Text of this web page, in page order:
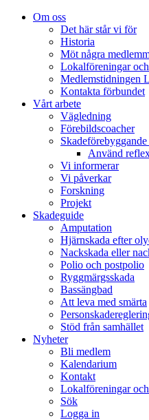
Om oss
Det här står vi för
Historia
Möt några
Lokalföreningar
Medlemstidningen
Kontakta förbundet
Vårt arbete
Vägledning
Förebildscoacher
Skadeförebyggande
Använd
Vi informerar
Vi påverkar
Forskning
Projekt
Skadeguide
Amputation
Hjärnskada efter
Nackskada eller
Polio och postpolio
Ryggmärgsskada
Bassängbad
Att leva med smärta
Stöd från samhället
Nyheter
Bli medlem
Kalendarium
Kontakt
Lokalföreningar
Sök
Logga in